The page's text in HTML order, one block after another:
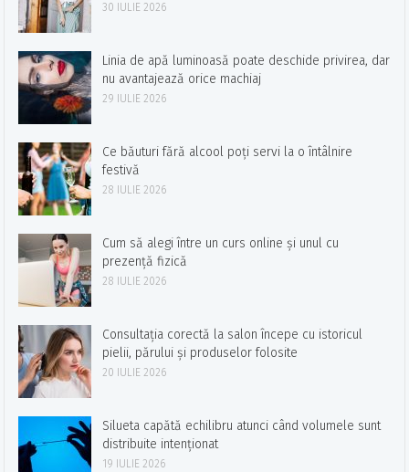
30 IULIE 2026
Linia de apă luminoasă poate deschide privirea, dar
nu avantajează orice machiaj
29 IULIE 2026
Ce băuturi fără alcool poți servi la o întâlnire
festivă
28 IULIE 2026
Cum să alegi între un curs online și unul cu
prezență fizică
28 IULIE 2026
Consultația corectă la salon începe cu istoricul
pielii, părului și produselor folosite
20 IULIE 2026
Silueta capătă echilibru atunci când volumele sunt
distribuite intenționat
19 IULIE 2026